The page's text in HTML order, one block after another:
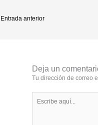
Entrada anterior
Deja un
Tu dirección de correo
aquí...